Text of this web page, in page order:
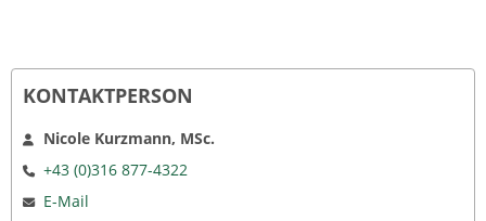
KONTAKTPERSON
Nicole Kurzmann, MSc.
+43 (0)316 877-4322
E-Mail